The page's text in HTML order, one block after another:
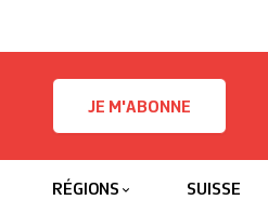
JE M'ABONNE
RÉGIONS SUISSE